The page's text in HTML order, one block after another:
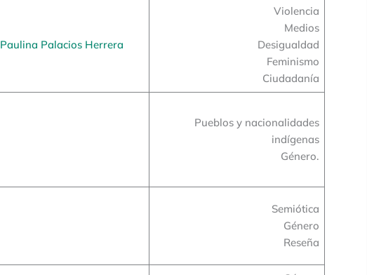
Paulina Palacios Herrera
Violencia
Medios
Desigualdad
Feminismo
Ciudadanía
Pueblos y nacionalidades
indígenas
Género.
Semiótica
Género
Reseña